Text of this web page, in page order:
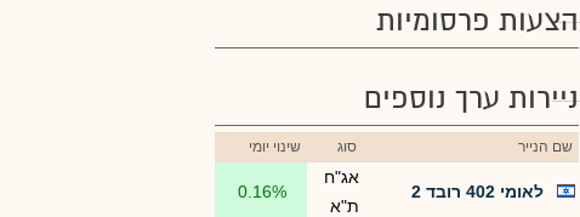
הצעות פרסומיות
ניירות ערך נוספים
שם הנייר סוג שינוי יומי
לאומי 402 רובד 2
אג"ח
ת"א
0.16%